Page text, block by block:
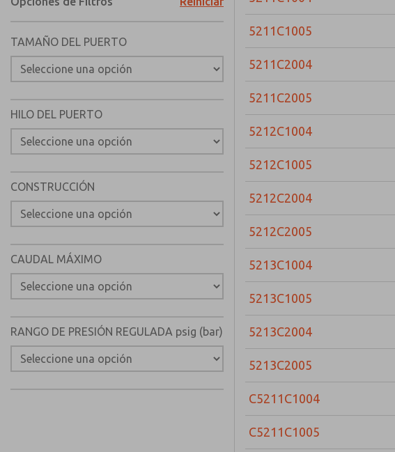
TAMAÑO DEL PUERTO
HILO DEL PUERTO
CONSTRUCCIÓN
CAUDAL MÁXIMO
RANGO DE PRESIÓN REGULADA psig (bar)
5211C1005
5211C2004
5211C2005
5212C1004
5212C1005
5212C2004
5212C2005
5213C1004
5213C1005
5213C2004
5213C2005
C5211C1004
C5211C1005